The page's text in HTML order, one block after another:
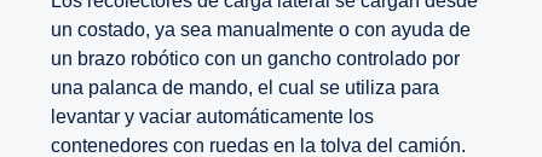
un costado, ya sea manualmente o con ayuda de
un brazo robótico con un gancho controlado por
una palanca de mando, el cual se utiliza para
levantar y vaciar automáticamente los
contenedores con ruedas en la tolva del camión.